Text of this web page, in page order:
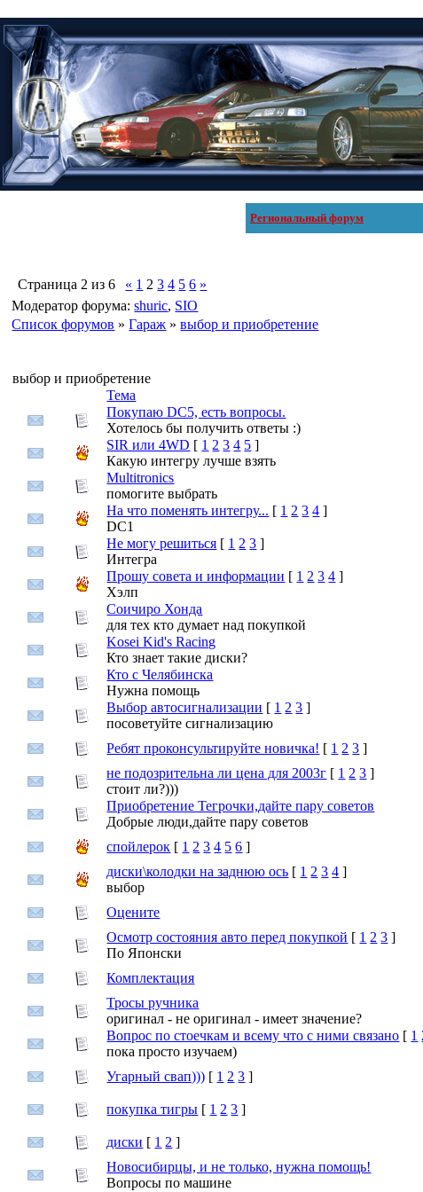
Региональный форум
Страница 2 из6 « 1 2 3 4 5 6 »
Модератор форума:shuric, SIO
Список форумов » Гараж » выбор и приобретение
выбор и приобретение
Тема
Покупаю DC5, есть вопросы.
Хотелось бы получить ответы :)
SIR или 4WD [ 1 2 3 4 5 ]
Какую интегру лучше взять
Multitronics
помогите выбрать
На что поменять интегру... [ 1 2 3 4 ]
DC1
Не могу решиться [ 1 2 3 ]
Интегра
Прошу совета и информации [ 1 2 3 4 ]
Хэлп
Соичиро Хонда
для тех кто думает над покупкой
Kosei Kid's Racing
Кто знает такие диски?
Кто с Челябинска
Нужна помощь
Выбор автосигнализации [ 1 2 3 ]
посоветуйте сигнализацию
Ребят проконсультируйте новичка! [ 1 2 3 ]
не подозрительна ли цена для 2003г [ 1 2 3 ]
стоит ли?)))
Приобретение Тегрочки,дайте пару советов
Добрые люди,дайте пару советов
спойлерок [ 1 2 3 4 5 6 ]
диски\колодки на заднюю ось [ 1 2 3 4 ]
выбор
Оцените
Осмотр состояния авто перед покупкой [ 1 2 3 ]
По Японски
Комплектация
Тросы ручника
оригинал - не оригинал - имеет значение?
Вопрос по стоечкам и всему что с ними связано [ 1
пока просто изучаем)
Угарный свап))) [ 1 2 3 ]
покупка тигры [ 1 2 3 ]
диски [ 1 2 ]
Новосибирцы, и не только, нужна помощь!
Вопросы по машине